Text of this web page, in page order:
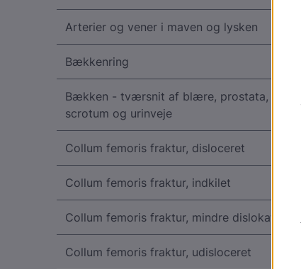
Arterier og vener i maven og lysken
Bækkenring
Bækken - tværsnit af blære, prostata,
scrotum og urinveje
Collum femoris fraktur, disloceret
Collum femoris fraktur, indkilet
Collum femoris fraktur, mindre dislokation
Collum femoris fraktur, udisloceret